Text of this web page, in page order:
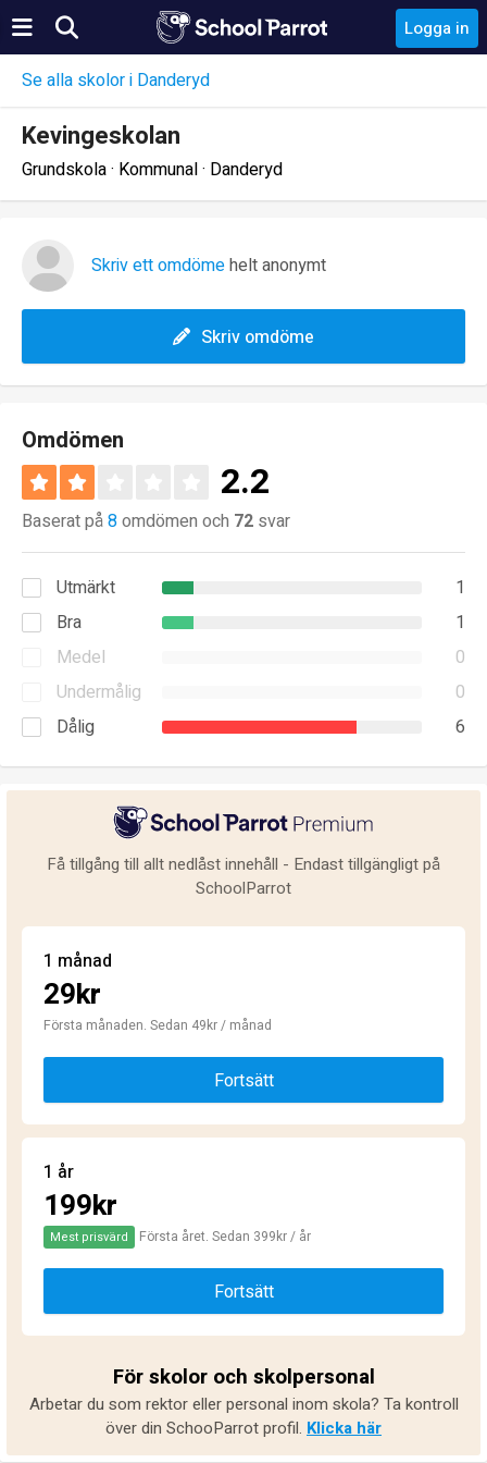
Logga in
Se alla skolor i Danderyd
Kevingeskolan
Grundskola · Kommunal · Danderyd
Skriv ett omdömehelt anonymt
Skriv omdöme
Omdömen
2.2
Baserat på8omdömen och 72 svar
Utmärkt
1
Bra
1
Medel
0
Undermålig
0
Dålig
6
Få tillgång till allt nedlåst innehåll - Endast tillgängligt på
SchoolParrot
1 månad
29kr
Första månaden. Sedan 49kr / månad
Fortsätt
1 år
199kr
Mest prisvärd Första året. Sedan 399kr / år
Fortsätt
För skolor och skolpersonal
Arbetar du som rektor eller personal inom skola? Ta kontroll
över din SchooParrot profil. Klicka här